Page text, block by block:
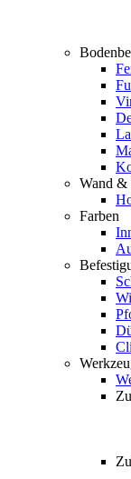
Wand &
Farben